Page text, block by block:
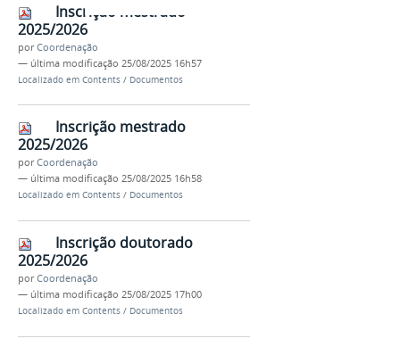
Inscrição mestrado
2025/2026
porCoordenação
— última modificação 25/08/2025 16h57
Localizado em Contents / Documentos
Inscrição mestrado
2025/2026
porCoordenação
— última modificação 25/08/2025 16h58
Localizado em Contents / Documentos
Inscrição doutorado
2025/2026
porCoordenação
— última modificação 25/08/2025 17h00
Localizado em Contents / Documentos